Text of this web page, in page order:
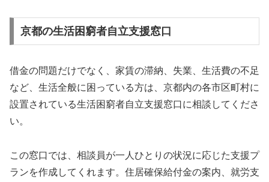
京都の生活困窮者自立支援窓口
借金の問題だけでなく、家賃の滞納、失業、生活費の不足
など、生活全般に困っている方は、京都内の各市区町村に
設置されている生活困窮者自立支援窓口に相談してくださ
い。
この窓口では、相談員が一人ひとりの状況に応じた支援プ
ランを作成してくれます。住居確保給付金の案内、就労支